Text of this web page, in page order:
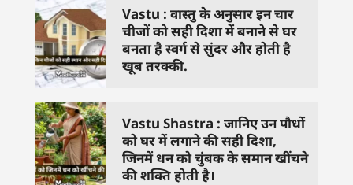
Vastu : वास्तु के अनुसार इन चार
चीजों को सही दिशा में बनाने से घर
बनता है स्वर्ग से सुंदर और होती है
खूब तरक्की.
Vastu Shastra : जानिए उन पौधों
को घर में लगाने की सही दिशा,
जिनमें धन को चुंबक के समान खींचने
की शक्ति होती है।